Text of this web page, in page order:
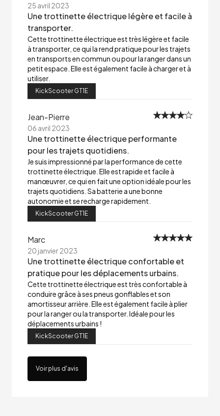
25 avril 2023
Une trottinette électrique légère et facile à
transporter.
Cette trottinette électrique est très légère et facile
à transporter, ce qui la rend pratique pour les trajets
en transports en commun ou pour la ranger dans un
petit espace. Elle est également facile à charger et à
utiliser.
KickScooter GT1E
Jean-Pierre
06 avril 2023
Une trottinette électrique performante
pour les trajets quotidiens.
Je suis impressionné par la performance de cette
trottinette électrique. Elle est rapide et facile à
manœuvrer, ce qui en fait une option idéale pour les
trajets quotidiens. Sa batterie a une bonne
autonomie et se recharge rapidement.
KickScooter GT1E
Marc
20 janvier 2023
Une trottinette électrique confortable et
pratique pour les déplacements urbains.
Cette trottinette électrique est très confortable à
conduire grâce à ses pneus gonflables et son
amortisseur arrière. Elle est également facile à plier
pour la ranger ou la transporter. Idéale pour les
déplacements urbains !
KickScooter GT1E
Voir plus d'avis